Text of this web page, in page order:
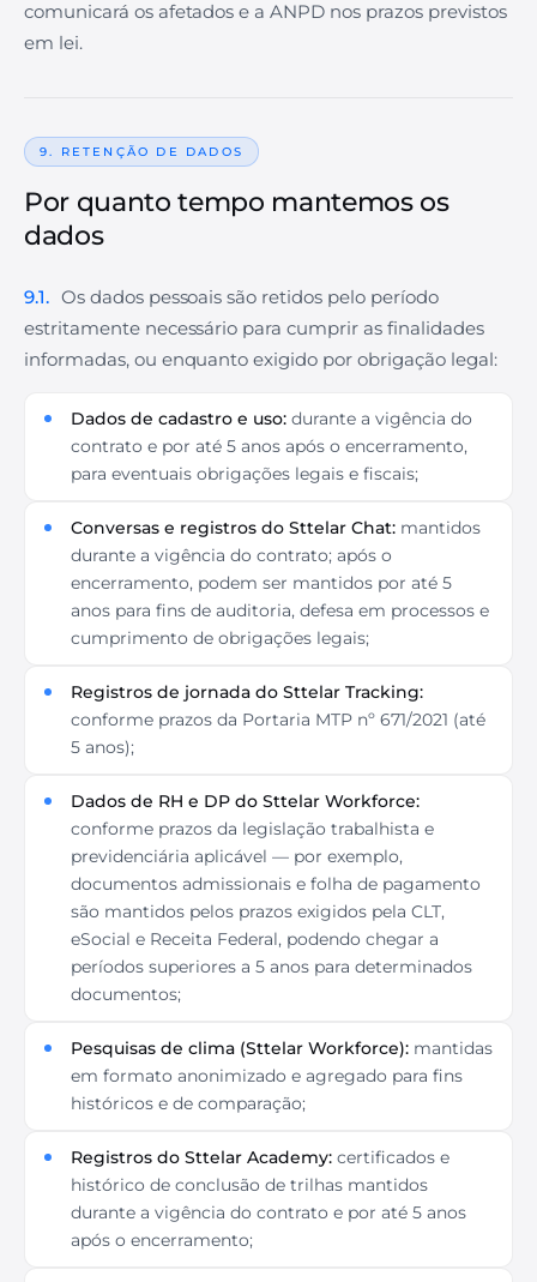
comunicará os afetados e a ANPD nos prazos previstos
em lei.
9. RETENÇÃO DE DADOS
Por quanto tempo mantemos os
dados
9.1. Os dados pessoais são retidos pelo período
estritamente necessário para cumprir as finalidades
informadas, ou enquanto exigido por obrigação legal:
Dados de cadastro e uso: durante a vigência do
contrato e por até 5 anos após o encerramento,
para eventuais obrigações legais e fiscais;
Conversas e registros do Sttelar Chat: mantidos
durante a vigência do contrato; após o
encerramento, podem ser mantidos por até 5
anos para fins de auditoria, defesa em processos e
cumprimento de obrigações legais;
Registros de jornada do Sttelar Tracking:
conforme prazos da Portaria MTP nº 671/2021 (até
5 anos);
Dados de RH e DP do Sttelar Workforce:
conforme prazos da legislação trabalhista e
previdenciária aplicável — por exemplo,
documentos admissionais e folha de pagamento
são mantidos pelos prazos exigidos pela CLT,
eSocial e Receita Federal, podendo chegar a
períodos superiores a 5 anos para determinados
documentos;
Pesquisas de clima (Sttelar Workforce): mantidas
em formato anonimizado e agregado para fins
históricos e de comparação;
Registros do Sttelar Academy: certificados e
histórico de conclusão de trilhas mantidos
durante a vigência do contrato e por até 5 anos
após o encerramento;